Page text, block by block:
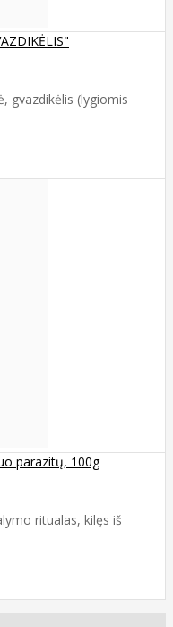
gvazdikėlis (lygiomis
parazitų, 100g
ritualas, kilęs iš